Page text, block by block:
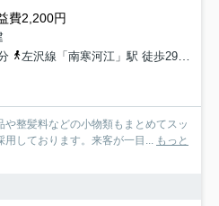
費2,200円
左沢線「南寒河江」駅 徒歩29分
整髪料などの小物類もまとめてスッ
用しております。来客が一目... もっと